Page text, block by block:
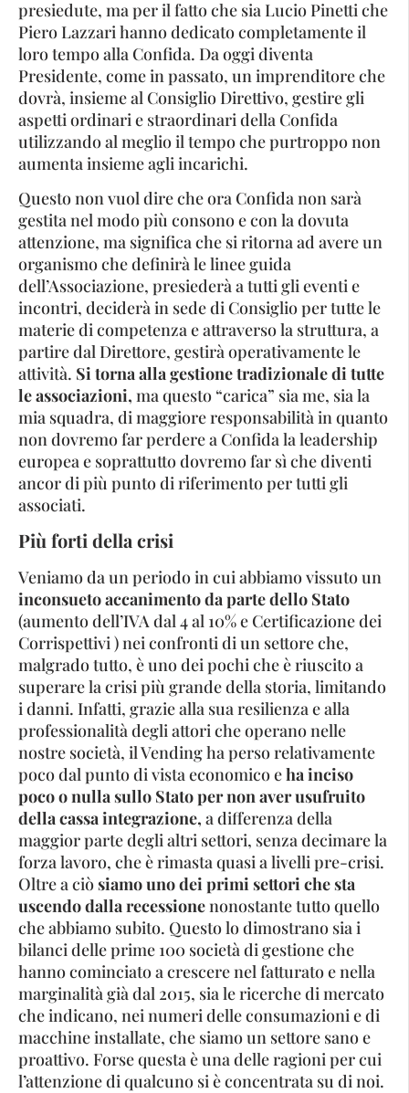
presiedute, ma per il fatto che sia Lucio Pinetti che
Piero Lazzari hanno dedicato completamente il
loro tempo alla Confida. Da oggi diventa
Presidente, come in passato, un imprenditore che
dovrà, insieme al Consiglio Direttivo, gestire gli
aspetti ordinari e straordinari della Confida
utilizzando al meglio il tempo che purtroppo non
aumenta insieme agli incarichi.
Questo non vuol dire che ora Confida non sarà
gestita nel modo più consono e con la dovuta
attenzione, ma significa che si ritorna ad avere un
organismo che definirà le linee guida
dell’Associazione, presiederà a tutti gli eventi e
incontri, deciderà in sede di Consiglio per tutte le
materie di competenza e attraverso la struttura, a
partire dal Direttore, gestirà operativamente le
attività. Si torna alla gestione tradizionale di tutte
le associazioni, ma questo “carica” sia me, sia la
mia squadra, di maggiore responsabilità in quanto
non dovremo far perdere a Confida la leadership
europea e soprattutto dovremo far sì che diventi
ancor di più punto di riferimento per tutti gli
associati.
Più forti della crisi
Veniamo da un periodo in cui abbiamo vissuto un
inconsueto accanimento da parte dello Stato
(aumento dell’IVA dal 4 al 10% e Certificazione dei
Corrispettivi ) nei confronti di un settore che,
malgrado tutto, è uno dei pochi che è riuscito a
superare la crisi più grande della storia, limitando
i danni. Infatti, grazie alla sua resilienza e alla
professionalità degli attori che operano nelle
nostre società, il Vending ha perso relativamente
poco dal punto di vista economico eha inciso
poco o nulla sullo Stato per non aver usufruito
della cassa integrazione, a differenza della
maggior parte degli altri settori, senza decimare la
forza lavoro, che è rimasta quasi a livelli pre-crisi.
Oltre a ciòsiamo uno dei primi settori che sta
uscendo dalla recessionenonostante tutto quello
che abbiamo subito. Questo lo dimostrano sia i
bilanci delle prime 100 società di gestione che
hanno cominciato a crescere nel fatturato e nella
marginalità già dal 2015, sia le ricerche di mercato
che indicano, nei numeri delle consumazioni e di
macchine installate, che siamo un settore sano e
proattivo. Forse questa è una delle ragioni per cui
l’attenzione di qualcuno si è concentrata su di noi.